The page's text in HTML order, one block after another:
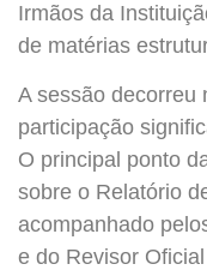
Irmãos da
de matérias
A sessão decorreu
participação
O principal ponto
sobre o Relatório
acompanhado
e do Revisor